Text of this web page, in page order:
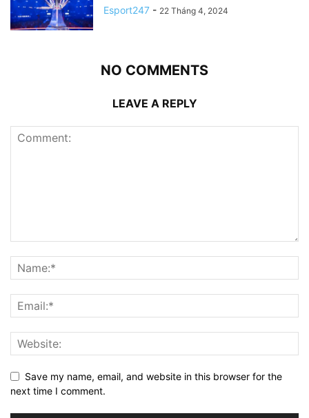
Esport247 - 22 Tháng 4, 2024
NO COMMENTS
LEAVE A REPLY
Save my name, email, and website in this browser for the
next time I comment.